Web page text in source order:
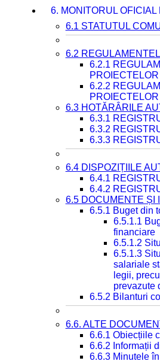
6. MONITORUL OFICIAL
6.1 STATUTUL
6.2
6.2.1
6.2.2
6.3 HOTĂRÂRILE
6.3.1
6.3.2
6.3.3
6.4 DISPOZIȚIILE
6.4.1
6.4.2
6.5 DOCUMENTE ȘI
6.5.1 Buget din
6.5.1.1
financiare
6.5.1.2
6.5.1.3
salariale
legii,
prevazute
6.5.2 Bilanturi
6.6. ALTE
6.6.1 Obiecțiile
6.6.2 Informații
6.6.3 Minutele